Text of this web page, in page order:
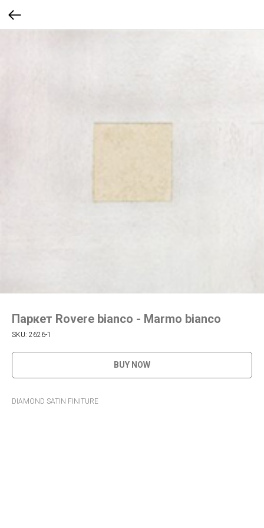
Паркет Rovere bianco - Marmo bianco
SKU: 2626-1
BUY NOW
DIAMOND SATIN FINITURE